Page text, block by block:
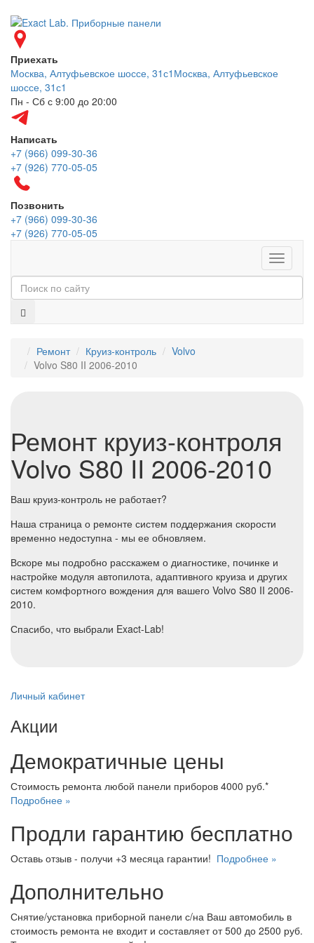
Приехать
Москва, Алтуфьевское шоссе, 31с1 Москва, Алтуфьевское
шоссе, 31с1
Пн - Сб с 9:00 до 20:00
Написать
+7 (966) 099-30-36
+7 (926) 770-05-05
Позвонить
+7 (966) 099-30-36
+7 (926) 770-05-05
Меню
Ремонт Круиз-контроль
Volvo
Volvo S80 II 2006-2010
Ремонт круиз-контроля
Volvo S80 II 2006-2010
Ваш круиз-контроль не работает?
Наша страница о ремонте систем поддержания скорости
временно недоступна - мы ее обновляем.
Вскоре мы подробно расскажем о диагностике, починке и
настройке модуля автопилота, адаптивного круиза и других
систем комфортного вождения для вашего Volvo S80 II 2006-
2010.
Спасибо, что выбрали Exact-Lab!
Личный кабинет
Акции
Демократичные цены
Стоимость ремонта любой панели приборов 4000 руб.*
Подробнее »
Продли гарантию бесплатно
Оставь отзыв - получи +3 месяца гарантии! Подробнее »
Дополнительно
Снятие/установка приборной панели с/на Ваш автомобиль в
стоимость ремонта не входит и составляет от 500 до 2500 руб.